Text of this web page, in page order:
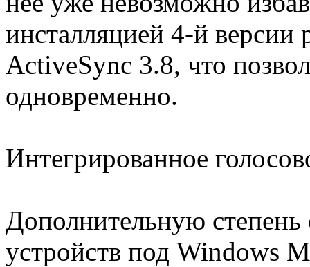
инсталляцией 4-й версии
ActiveSync 3.8, что
одновременно.
Интегрированное
Дополнительную степень
устройств под Windows